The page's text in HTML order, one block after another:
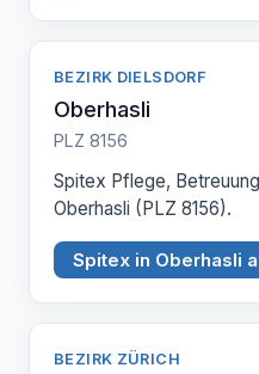
BEZIRK DIELSDORF
Oberhasli
PLZ 8156
Spitex Pflege,
Oberhasli (PLZ 8156).
Spitex in Oberhasli
BEZIRK ZÜRICH